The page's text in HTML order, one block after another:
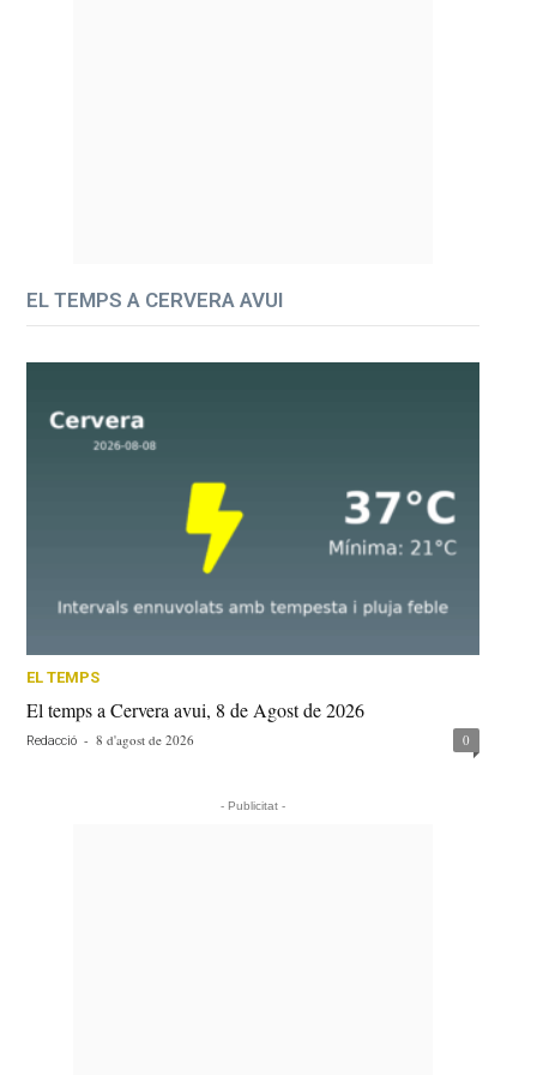
EL TEMPS A CERVERA AVUI
EL TEMPS
El temps a Cervera avui, 8 de Agost de 2026
Redacció - 8 d'agost de 2026 0
- Publicitat -